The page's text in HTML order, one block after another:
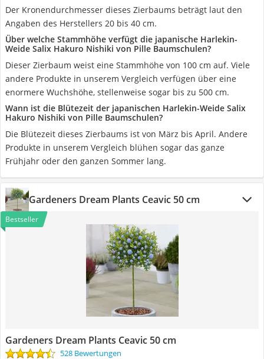
Der Kronendurchmesser dieses Zierbaums beträgt laut den
Angaben des Herstellers 20 bis 40 cm.
Über welche Stammhöhe verfügt die japanische Harlekin-
Weide Salix Hakuro Nishiki von Pille Baumschulen?
Dieser Zierbaum weist eine Stammhöhe von 100 cm auf. Viele
andere Produkte in unserem Vergleich verfügen über eine
enormere Wuchshöhe, stellenweise sogar bis zu 500 cm.
Wann ist die Blütezeit der japanischen Harlekin-Weide Salix
Hakuro Nishiki von Pille Baumschulen?
Die Blütezeit dieses Zierbaums ist von März bis April. Andere
Produkte in unserem Vergleich blühen sogar das ganze
Frühjahr oder den ganzen Sommer lang.
Gardeners Dream Plants Ceavic 50 cm
Bestseller
Gardeners Dream Plants Ceavic 50 cm
528 Bewertungen